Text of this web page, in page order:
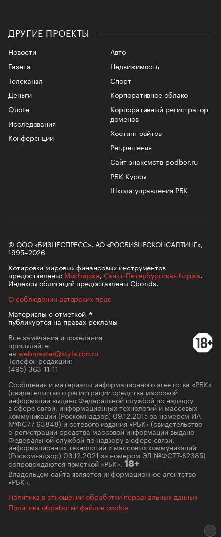
ДРУГИЕ ПРОЕКТЫ
Новости
Газета
Телеканал
Авто
Недвижимость
Спорт
Корпоративное облако
Корпоративный регистратор
доменов
Хостинг сайтов
Рег.решения
Сайт знакомств podbor.ru
РБК Курсы
Школа управления РБК
Деньги
Quote
Исследования
Конференции
© ООО «БИЗНЕСПРЕСС», АО «РОСБИЗНЕСКОНСАЛТИНГ»,
1995–2026
Котировки мировых финансовых инструментов
предоставлены: Мосбиржа, Санкт-Петербургская биржа.
Индексы облигаций предоставлены Cbonds.
О соблюдении авторских прав
Материалы сотметкой
публикуются на правах рекламы
Все замечания и пожелания
присылайте
на webmaster@style.rbc.ru
Телефон редакции:
(495) 363-11-11
Сообщения и материалы информационного агентства «РБК»
(свидетельство о регистрации средства массовой
информации выдано Федеральной службой по надзору
в сфере связи, информационных технологий и массовых
коммуникаций (Роскомнадзор) 09.12.2015 за номером ИА
№ФС77-63848) и сетевого издания «РБК» (свидетельство
о регистрации средства массовой информации выдано
Федеральной службой по надзору в сфере связи,
информационных технологий и массовых коммуникаций
(Роскомнадзор) 03.12.2021 за номером ЭЛ №ФС77-82385)
сопровождаются пометкой «РБК». 18+
Владельцем сайта является информационное агентство
«РБК».
Политика в отношении обработки персональных данных
Политика обработки файлов cookie